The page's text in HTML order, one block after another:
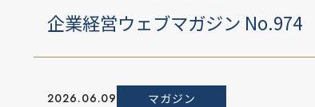
企業経営ウェブマガジン No.974
2026.06.09 マガジン